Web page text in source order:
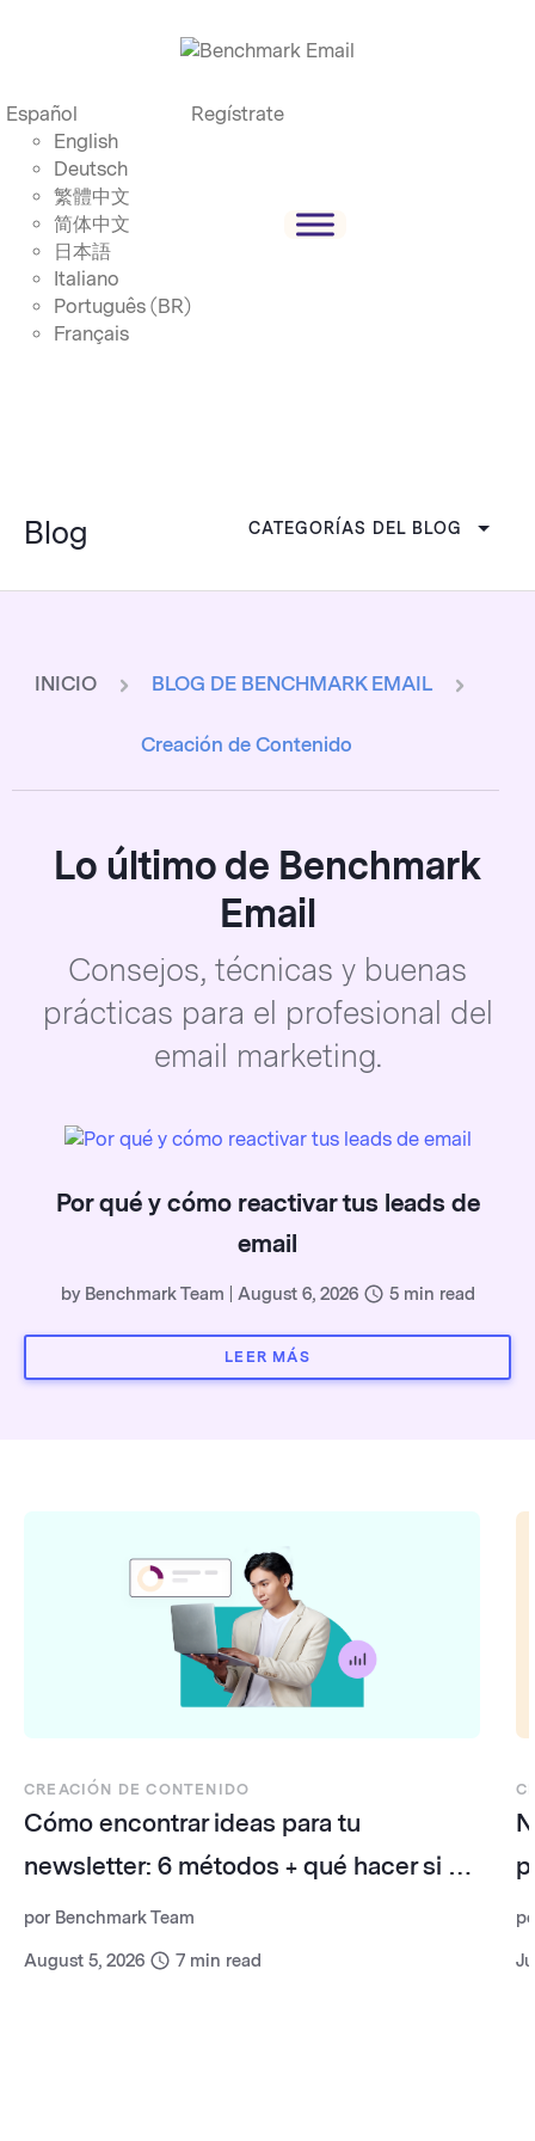
Español
English
Deutsch
繁體中文
简体中文
日本語
Italiano
Português (BR)
Français
Regístrate
Blog CATEGORÍAS DEL BLOG
INICIO BLOG DE BENCHMARK EMAIL
Creación de Contenido
Lo último de Benchmark
Email
Consejos, técnicas y buenas
prácticas para el profesional del
email marketing.
Por qué y cómo reactivar tus leads de
email
by Benchmark Team August 6, 2026 5 min read
LEER MÁS
CREACIÓN DE CONTENIDO
Cómo encontrar ideas para tu
newsletter: 6 métodos + qué hacer si te
quedas sin temas
por Benchmark Team
August 5, 2026 7 min read